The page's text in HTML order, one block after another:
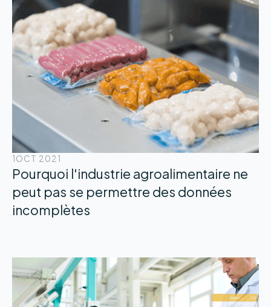
1OCT 2021
Pourquoi l'industrie agroalimentaire ne
peut pas se permettre des données
incomplètes